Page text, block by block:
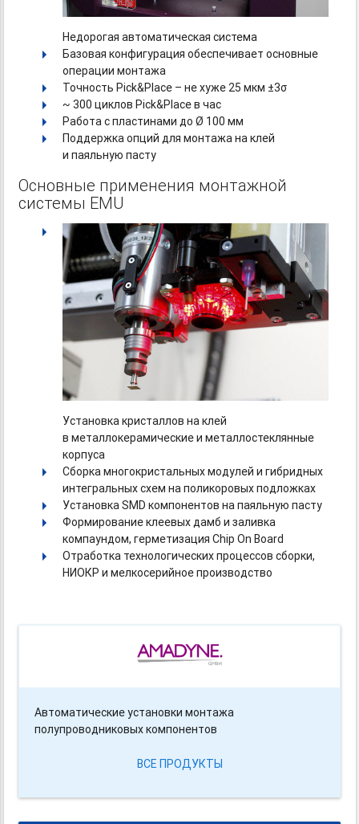
Недорогая автоматическая система
Базовая конфигурация обеспечивает основные
операции монтажа
Точность Pick&Place – не хуже 25 мкм ±3σ
~ 300 циклов Pick&Place в час
Работа с пластинами до Ø 100 мм
Поддержка опций для монтажа на клей
и паяльную пасту
Основные применения монтажной
системы EMU
Установка кристаллов на клей
в металлокерамические и металлостеклянные
корпуса
Сборка многокристальных модулей и гибридных
интегральных схем на поликоровых подложках
Установка SMD компонентов на паяльную пасту
Формирование клеевых дамб и заливка
компаундом, герметизация Chip On Board
Отработка технологических процессов сборки,
НИОКР и мелкосерийное производство
Автоматические установки монтажа
полупроводниковых компонентов
ВСЕ ПРОДУКТЫ